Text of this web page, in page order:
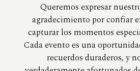
Queremos expresar
agradecimiento por confiar
capturar los momentos
Cada evento es una
recuerdos duraderos, y